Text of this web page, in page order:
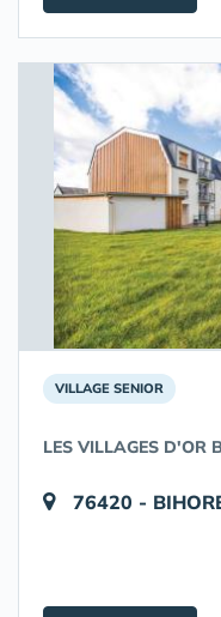
VILLAGE SENIOR
LES VILLAGES D'OR
76420 -